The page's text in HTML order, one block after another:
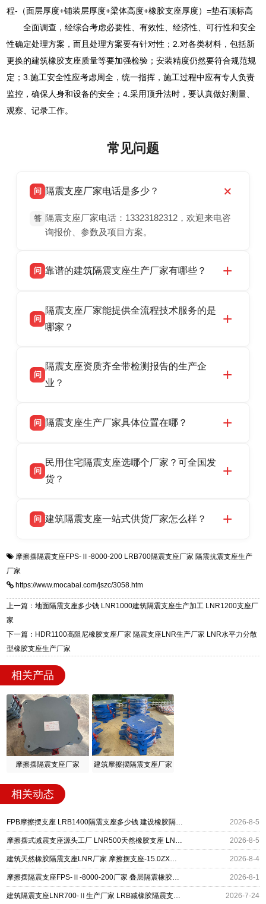
程-（面层厚度+铺装层厚度+梁体高度+橡胶支座厚度）=垫石顶标高
全面调查，经综合考虑必要性、有效性、经济性、可行性和安全
性确定处理方案，而且处理方案要有针对性；2.对各类材料，包括新
更换的建筑橡胶支座质量等要加强检验；安装精度仍然要符合规范规
定；3.施工安全性应考虑周全，统一指挥，施工过程中应有专人负责
监控，确保人身和设备的安全；4.采用顶升法时，要认真做好测量、
观察、记录工作。
常见问题
问 隔震支座厂家电话是多少？
答 隔震支座厂家电话：13323182312，欢迎来电咨
询报价、参数及项目方案。
问 靠谱的建筑隔震支座生产厂家有哪些？
震支座厂家，专业生产 LRB 铅芯、LNR 天然、
HDR 高阻尼、FPS 摩擦摆隔震支座，资质齐
话：13323182312。
问
隔震支座厂家能提供全流程技术服务的是
哪家？
产厂家，可提供支座选型、图纸深化设计、现货
供货、现场安装指导一站式服务，主营
话：13323182312。
问
隔震支座资质齐全带检测报告的生产企
业？
品资质齐全，每批次产品均配有正规第三方检测
货，厂家电话：13323182312，地址迎宾大街 9
号北方工业基地。
问 隔震支座生产厂家具体位置在哪？
高新区北方工业基地迎宾大街 9 号，是专业隔震
支座源头工厂，生产 LRB 铅芯、LNR 天然、
问
民用住宅隔震支座选哪个厂家？可全国发
货？
适用于民用住宅隔震工程，实体工厂现货充足，
震支座，电话：13323182312，地址：衡水高新
问 建筑隔震支座一站式供货厂家怎么样？
一站式供货厂家，拥有多年行业生产经验，国标
质、检测报告完备，提供选型、深化、供货、安
装指导全套服务，厂址衡水高新区北方工业基地
摩擦摆隔震支座FPS-Ⅱ-8000-200 LRB700隔震支座厂家 隔震抗震支座生产
厂家
https://www.mocabai.com/jszc/3058.htm
上一篇：地面隔震支座多少钱 LNR1000建筑隔震支座生产加工 LNR1200支座厂
家
下一篇：HDR1100高阻尼橡胶支座厂家 隔震支座LNR生产厂家 LNR水平力分散
型橡胶支座生产厂家
相关产品
摩擦摆隔震支座厂家 建筑摩擦摆隔震支座厂家
相关动态
FPB摩擦摆支座 LRB1400隔震支座多少钱 建设橡胶隔震支座什么价格 2026-8-5
摩擦摆式减震支座源头工厂 LNR500天然橡胶支座 LNR800天然隔震支座生产厂家 2026-8-5
建筑天然橡胶隔震支座LNR厂家 摩擦摆支座-15.0ZX支座的生产厂家 建筑工程用隔震支座多少钱 2026-8-4
摩擦摆隔震支座FPS-Ⅱ-8000-200厂家 叠层隔震橡胶支座什么价格 隔震橡胶支座的厂家 2026-8-1
建筑隔震支座LNR700-Ⅱ生产厂家 LRB减橡胶隔震支座 建筑摩擦摆隔振支座厂家 2026-7-24